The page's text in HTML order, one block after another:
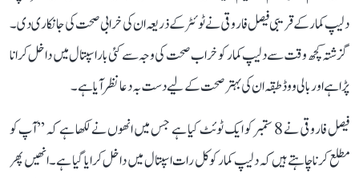
دلیپ کمار کے قریبی فیصل فاروقی نے ٹوئٹر کے ذریعہ ان کی خرابی صحت کی جانکاری دی۔
گزشتہ کچھ وقت سے دلیپ کمار کو خراب صحت کی وجہ سے کئی بار اسپتال میں داخل کرانا
پڑا ہے اور بالی ووڈ طبقہ ان کی بہتر صحت کے لیے دست بہ دعا نظر آیا ہے۔
فیصل فاروقی نے 8 ستمبر کو ایک ٹوئٹ کیا ہے جس میں انھوں نے لکھا ہے کہ ’’آپ کو
مطلع کرنا چاہتے ہیں کہ دلیپ کمار کو کل رات اسپتال میں داخل کرایا گیا ہے۔ انھیں پھر